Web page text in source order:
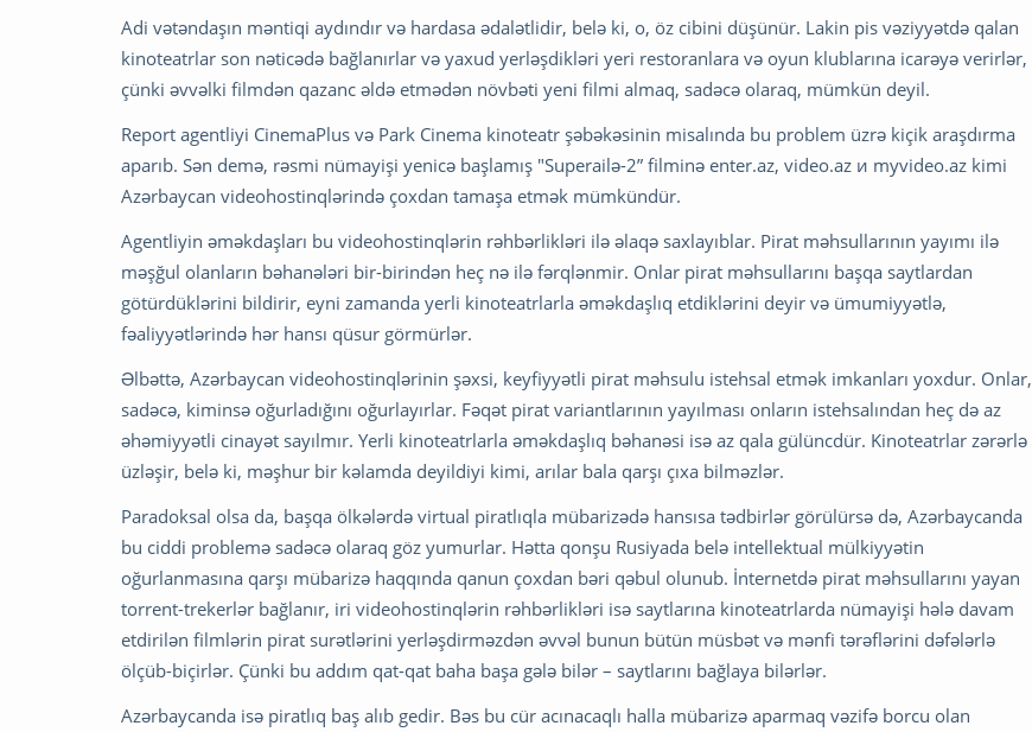
Adi vətəndaşın məntiqi aydındır və hardasa ədalətlidir, belə ki, o, öz cibini düşünür. Lakin pis vəziyyətdə qalan
kinoteatrlar son nəticədə bağlanırlar və yaxud yerləşdikləri yeri restoranlara və oyun klublarına icarəyə verirlər,
çünki əvvəlki filmdən qazanc əldə etmədən növbəti yeni filmi almaq, sadəcə olaraq, mümkün deyil.
Report agentliyi CinemaPlus və Park Cinema kinoteatr şəbəkəsinin misalında bu problem üzrə kiçik araşdırma
aparıb. Sən demə, rəsmi nümayişi yenicə başlamış "Superailə-2” filminə enter.az, video.az и myvideo.az kimi
Azərbaycan videohostinqlərində çoxdan tamaşa etmək mümkündür.
Agentliyin əməkdaşları bu videohostinqlərin rəhbərlikləri ilə əlaqə saxlayıblar. Pirat məhsullarının yayımı ilə
məşğul olanların bəhanələri bir-birindən heç nə ilə fərqlənmir. Onlar pirat məhsullarını başqa saytlardan
götürdüklərini bildirir, eyni zamanda yerli kinoteatrlarla əməkdaşlıq etdiklərini deyir və ümumiyyətlə,
fəaliyyətlərində hər hansı qüsur görmürlər.
Əlbəttə, Azərbaycan videohostinqlərinin şəxsi, keyfiyyətli pirat məhsulu istehsal etmək imkanları yoxdur. Onlar,
sadəcə, kiminsə oğurladığını oğurlayırlar. Fəqət pirat variantlarının yayılması onların istehsalından heç də az
əhəmiyyətli cinayət sayılmır. Yerli kinoteatrlarla əməkdaşlıq bəhanəsi isə az qala gülüncdür. Kinoteatrlar zərərlə
üzləşir, belə ki, məşhur bir kəlamda deyildiyi kimi, arılar bala qarşı çıxa bilməzlər.
Paradoksal olsa da, başqa ölkələrdə virtual piratlıqla mübarizədə hansısa tədbirlər görülürsə də, Azərbaycanda
bu ciddi problemə sadəcə olaraq göz yumurlar. Hətta qonşu Rusiyada belə intellektual mülkiyyətin
oğurlanmasına qarşı mübarizə haqqında qanun çoxdan bəri qəbul olunub. İnternetdə pirat məhsullarını yayan
torrent-trekerlər bağlanır, iri videohostinqlərin rəhbərlikləri isə saytlarına kinoteatrlarda nümayişi hələ davam
etdirilən filmlərin pirat surətlərini yerləşdirməzdən əvvəl bunun bütün müsbət və mənfi tərəflərini dəfələrlə
ölçüb-biçirlər. Çünki bu addım qat-qat baha başa gələ bilər – saytlarını bağlaya bilərlər.
Azərbaycanda isə piratlıq baş alıb gedir. Bəs bu cür acınacaqlı halla mübarizə aparmaq vəzifə borcu olan